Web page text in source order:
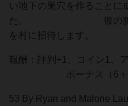
い地下の巣穴を作ることに
た。 彼の腕に感銘
を村に招待します。
報酬：評判+1、コイン1
ボーナス（6＋）
53 By Ryan and Malorie